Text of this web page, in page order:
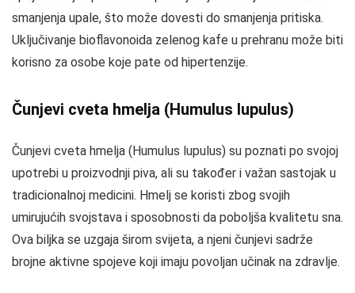
smanjenja upale, što može dovesti do smanjenja pritiska.
Uključivanje bioflavonoida zelenog kafe u prehranu može biti
korisno za osobe koje pate od hipertenzije.
Čunjevi cveta hmelja (Humulus lupulus)
Čunjevi cveta hmelja (Humulus lupulus) su poznati po svojoj
upotrebi u proizvodnji piva, ali su također i važan sastojak u
tradicionalnoj medicini. Hmelj se koristi zbog svojih
umirujućih svojstava i sposobnosti da poboljša kvalitetu sna.
Ova biljka se uzgaja širom svijeta, a njeni čunjevi sadrže
brojne aktivne spojeve koji imaju povoljan učinak na zdravlje.